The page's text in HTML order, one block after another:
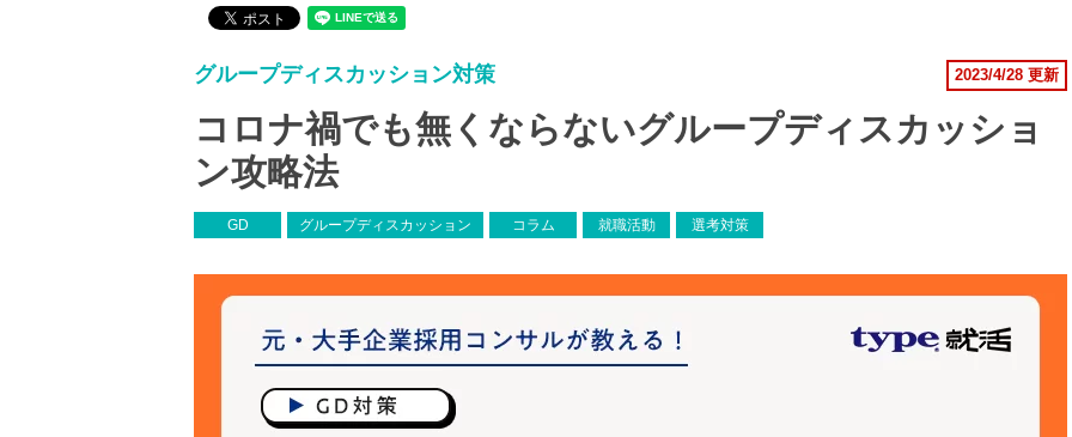
2023/4/28 更新
グループディスカッション対策
コロナ禍でも無くならないグループディスカッショ
ン攻略法
GD グループディスカッション コラム 就職活動 選考対策